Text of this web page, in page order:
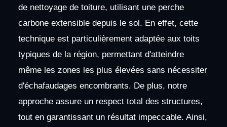
de nettoyage de toiture, utilisant une perche
carbone extensible depuis le sol. En effet, cette
technique est particulièrement adaptée aux toits
typiques de la région, permettant d'atteindre
même les zones les plus élevées sans nécessiter
d'échafaudages encombrants. De plus, notre
approche assure un respect total des structures,
tout en garantissant un résultat impeccable. Ainsi,